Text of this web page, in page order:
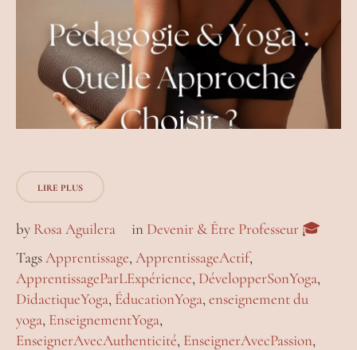
LIRE PLUS
by Rosa Aguilera in Devenir & Être Professeur 🎓
TagsApprentissage, ApprentissageActif,
ApprentissageParLExpérience, DévelopperSonYoga,
DidactiqueYoga, ÉducationYoga, enseignement du
yoga, EnseignementYoga,
EnseignerAvecAuthenticité, EnseignerAvecPassion,